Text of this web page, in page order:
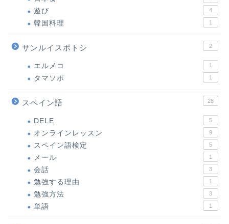
遊び 4
韓国料理 1
サンルイスポトシ 2
エルメコ 1
タマソポ 1
スペイン語 28
DELE 5
オンラインレッスン 9
スペイン語検定 5
メール 1
会話 3
勉強する理由 1
勉強方法 3
単語 1